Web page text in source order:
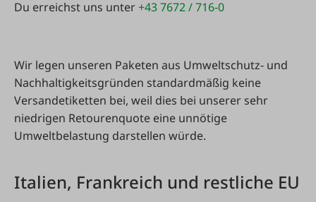
Du erreichst uns unter+43 7672 / 716-0
Wir legen unseren Paketen aus Umweltschutz- und
Nachhaltigkeitsgründen standardmäßig keine
Versandetiketten bei, weil dies bei unserer sehr
niedrigen Retourenquote eine unnötige
Umweltbelastung darstellen würde.
Italien, Frankreich und restliche EU